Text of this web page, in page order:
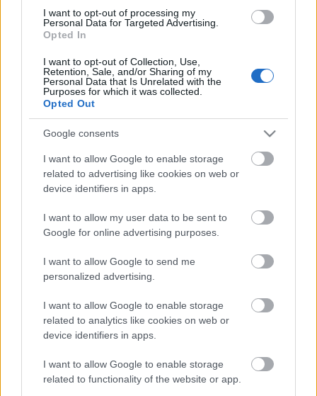
I want to opt-out of processing my
Personal Data for Targeted Advertising.
Opted In
I want to opt-out of Collection, Use,
Retention, Sale, and/or Sharing of my
Personal Data that Is Unrelated with the
Purposes for which it was collected.
Opted Out
Google consents
I want to allow Google to enable storage
related to advertising like cookies on web or
device identifiers in apps.
I want to allow my user data to be sent to
Google for online advertising purposes.
I want to allow Google to send me
personalized advertising.
I want to allow Google to enable storage
related to analytics like cookies on web or
device identifiers in apps.
I want to allow Google to enable storage
related to functionality of the website or app.
(A Webisztán a kezdetektől fogva elfogult rajongója a
Meetupnak. Aki minket olvas, az meetupon is járt már ;)
Címkék:beharangozó
Ajánlott bejegyzések:
Design 365 - öntervezés, az év összes
napján
Élet, mobil nélkül
Slow UX: adaptív felhasználói élmény és
TheGrid.io